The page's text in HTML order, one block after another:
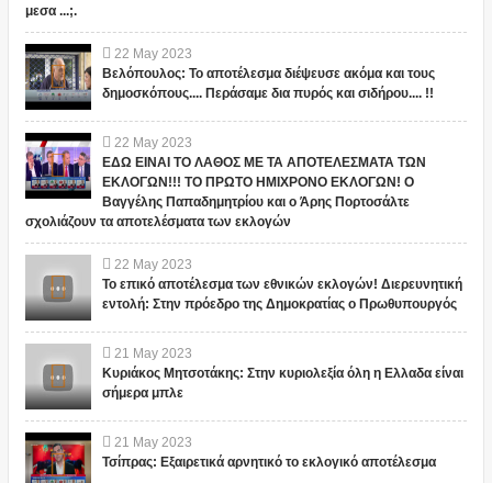
μεσα ...;.
22 May 2023
Βελόπουλος: Το αποτέλεσμα διέψευσε ακόμα και τους
δημοσκόπους.... Περάσαμε δια πυρός και σιδήρου.... !!
22 May 2023
ΕΔΩ ΕΙΝΑΙ ΤΟ ΛΑΘΟΣ ΜΕ ΤΑ ΑΠΟΤΕΛΕΣΜΑΤΑ ΤΩΝ
ΕΚΛΟΓΩΝ!!! ΤΟ ΠΡΩΤΟ ΗΜΙΧΡΟΝΟ ΕΚΛΟΓΩΝ! Ο
Βαγγέλης Παπαδημητρίου και ο Άρης Πορτοσάλτε
σχολιάζουν τα αποτελέσματα των εκλογών
22 May 2023
Το επικό αποτέλεσμα των εθνικών εκλογών! Διερευνητική
εντολή: Στην πρόεδρο της Δημοκρατίας ο Πρωθυπουργός
21 May 2023
Κυριάκος Μητσοτάκης: Στην κυριολεξία όλη η Ελλαδα είναι
σήμερα μπλε
21 May 2023
Τσίπρας: Εξαιρετικά αρνητικό το εκλογικό αποτέλεσμα